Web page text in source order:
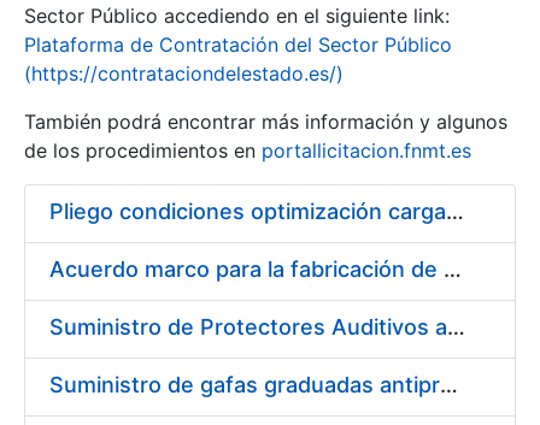
Show/Hide
Sector Público accediendo en el siguiente link:
Plataforma de Contratación del Sector Público
(https://contrataciondelestado.es/)
También podrá encontrar más información y algunos
de los procedimientos en portallicitacion.fnmt.es
Pliego condiciones optimización cargas compras firmado
Acuerdo marco para la fabricación de piezas
Suministro de Protectores Auditivos a medida para las personas trabajadoras de los Centros de Trabajo de Madrid y Burgos
Suministro de gafas graduadas antiproyecciones para los trabajadores de la FNMT-RCM en los centros de trabajo de Madrid y Burgos